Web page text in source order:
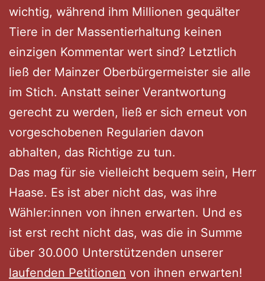
wichtig, während ihm Millionen gequälter
Tiere in der Massentierhaltung keinen
einzigen Kommentar wert sind? Letztlich
ließ der Mainzer Oberbürgermeister sie alle
im Stich. Anstatt seiner Verantwortung
gerecht zu werden, ließ er sich erneut von
vorgeschobenen Regularien davon
abhalten, das Richtige zu tun.
Das mag für sie vielleicht bequem sein, Herr
Haase. Es ist aber nicht das, was ihre
Wähler:innen von ihnen erwarten. Und es
ist erst recht nicht das, was die in Summe
über 30.000 Unterstützenden unserer
laufenden Petitionen von ihnen erwarten!